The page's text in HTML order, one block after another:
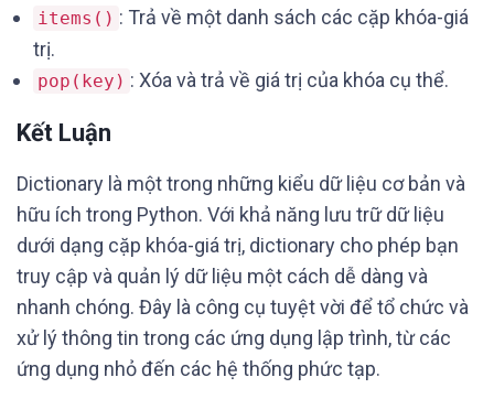
items() : Trả về một danh sách các cặp khóa-giá
trị.
pop(key) : Xóa và trả về giá trị của khóa cụ thể.
Kết Luận
Dictionary là một trong những kiểu dữ liệu cơ bản và
hữu ích trong Python. Với khả năng lưu trữ dữ liệu
dưới dạng cặp khóa-giá trị, dictionary cho phép bạn
truy cập và quản lý dữ liệu một cách dễ dàng và
nhanh chóng. Đây là công cụ tuyệt vời để tổ chức và
xử lý thông tin trong các ứng dụng lập trình, từ các
ứng dụng nhỏ đến các hệ thống phức tạp.